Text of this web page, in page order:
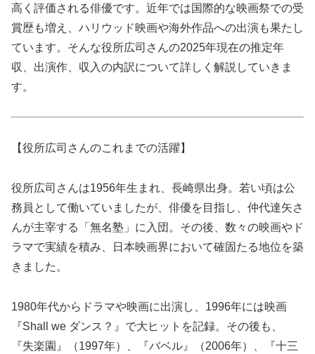
高く評価される俳優です。近年では国際的な映画祭での受
賞歴も増え、ハリウッド映画や海外作品への出演も果たし
ています。そんな役所広司さんの2025年現在の推定年
収、出演作、収入の内訳について詳しく解説していきま
す。
【役所広司さんのこれまでの活躍】
役所広司さんは1956年生まれ、長崎県出身。若い頃は公
務員として働いていましたが、俳優を目指し、仲代達矢さ
んが主宰する「無名塾」に入団。その後、数々の映画やド
ラマで実績を積み、日本映画界において確固たる地位を築
きました。
1980年代からドラマや映画に出演し、1996年には映画
『Shall we ダンス？』で大ヒットを記録。その後も、
『失楽園』（1997年）、『バベル』（2006年）、『十三